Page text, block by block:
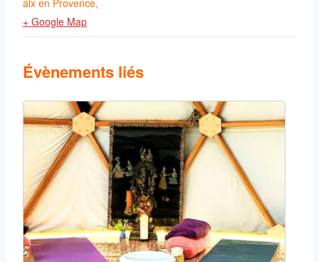
aix en Provence,
+ Google Map
Évènements liés